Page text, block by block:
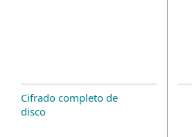
Cifrado completo de
disco